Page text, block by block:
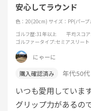
安心してラウンド
色：20(20cm) サイズ：PP(パープ
ゴルフ歴:31年以上 平均スコア
ゴルファータイプ:セミアスリート
にゃーに
年代:50代
いつも愛用しています
グリップ力があるの